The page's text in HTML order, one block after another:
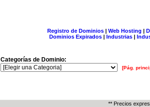
Registro de Dominios| Web Hosting |
Dominios Expirados | Industrias |
Categorías de Dominio:
[Pág.
** Precios